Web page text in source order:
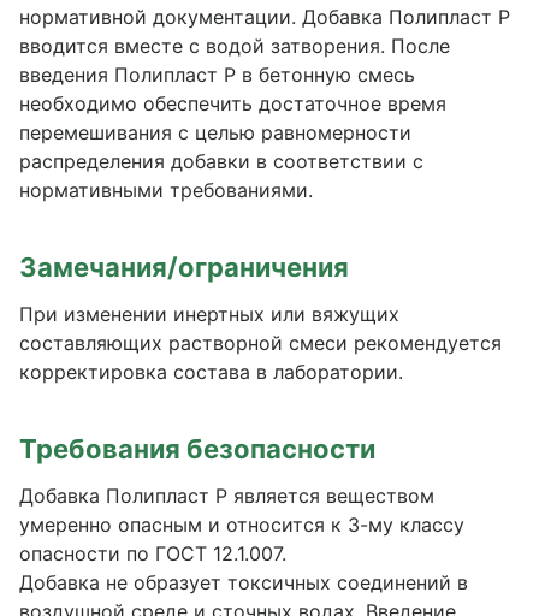
нормативной документации. Добавка Полипласт Р
вводится вместе с водой затворения. После
введения Полипласт Р в бетонную смесь
необходимо обеспечить достаточное время
перемешивания с целью равномерности
распределения добавки в соответствии с
нормативными требованиями.
Замечания/ограничения
При изменении инертных или вяжущих
составляющих растворной смеси рекомендуется
корректировка состава в лаборатории.
Требования безопасности
Добавка Полипласт Р является веществом
умеренно опасным и относится к 3-му классу
опасности по ГОСТ 12.1.007.
Добавка не образует токсичных соединений в
воздушной среде и сточных водах. Введение